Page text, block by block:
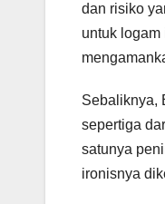
dan risiko
untuk
Sebaliknya,
sepertiga
satunya
ironisnya